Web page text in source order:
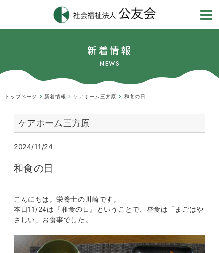
新着情報
NEWS
トップページ 新着情報 ケアホーム三方原 和食の日
ケアホーム三方原
2024/11/24
和食の日
こんにちは。栄養士の川崎です。
本日11/24は『和食の日』ということで、昼食は「まごはや
さしい」お食事でした。